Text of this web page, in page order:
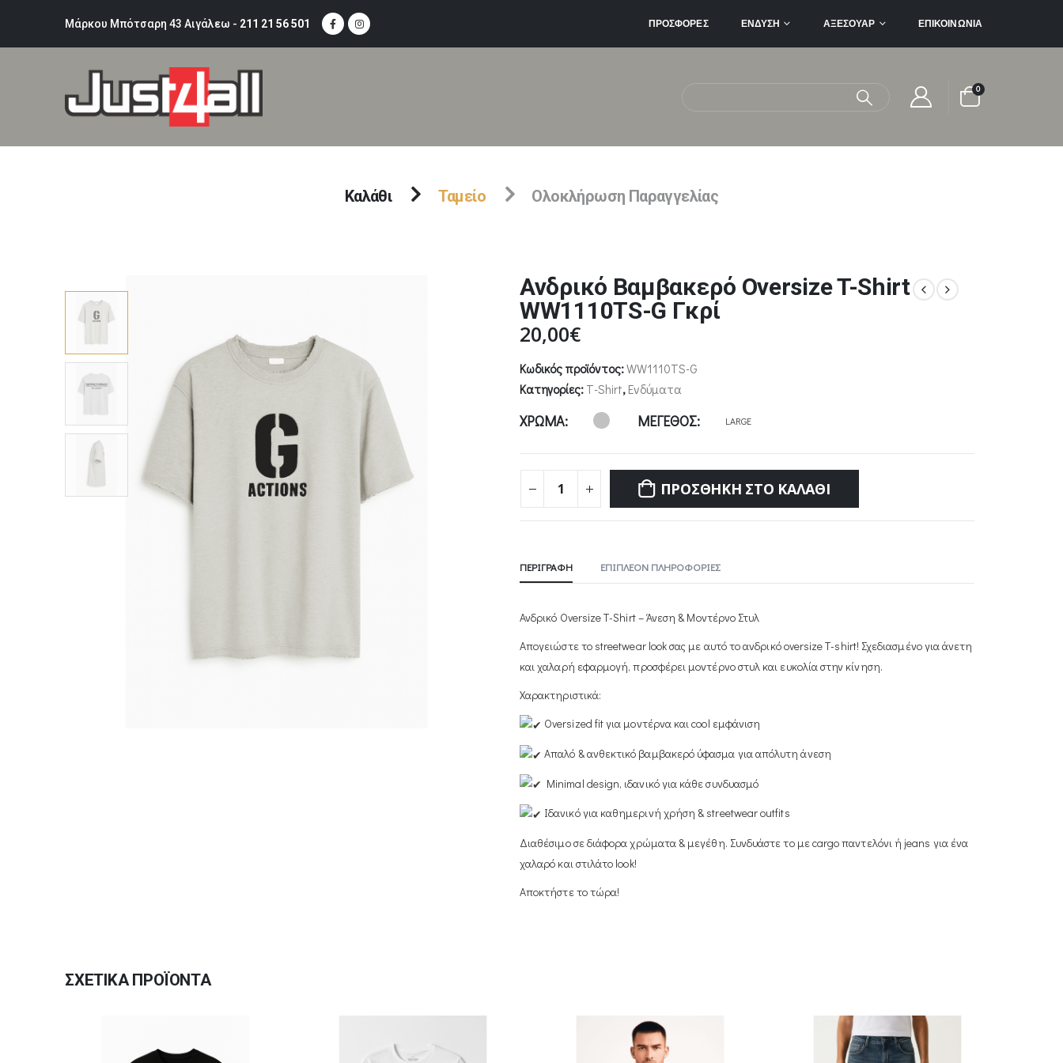
Μάρκου Μπότσαρη 43 Αιγάλεω - 211 21 56 501 ΠΡΟΣΦΟΡΕΣ ΈΝΔΥΣΗ ΑΞΕΣΟΥΆΡ ΕΠΙΚΟΙΝΩΝΊΑ
0
Καλάθι Ταμείο Ολοκλήρωση Παραγγελίας
Ανδρικό Βαμβακερό Oversize T-Shirt
WW1110TS-G Γκρί
20,00€
Κωδικός προϊόντος:WW1110TS-G
Κατηγορίες: T-Shirt, Ενδύματα
ΧΡΩΜΑ ΜΕΓΕΘΟΣ LARGE
ΠΡΟΣΘΉΚΗ ΣΤΟ ΚΑΛΆΘΙ
ΠΕΡΙΓΡΑΦΉ ΕΠΙΠΛΈΟΝ ΠΛΗΡΟΦΟΡΊΕΣ
Ανδρικό Oversize T-Shirt – Άνεση & Μοντέρνο Στυλ
Απογειώστε το streetwear look σας με αυτό το ανδρικό oversize T-shirt! Σχεδιασμένο για άνετη
και χαλαρή εφαρμογή, προσφέρει μοντέρνο στυλ και ευκολία στην κίνηση.
Χαρακτηριστικά:
Oversized fit για μοντέρνα και cool εμφάνιση
Απαλό & ανθεκτικό βαμβακερό ύφασμα για απόλυτη άνεση
Minimal design, ιδανικό για κάθε συνδυασμό
Ιδανικό για καθημερινή χρήση & streetwear outfits
Διαθέσιμο σε διάφορα χρώματα & μεγέθη. Συνδυάστε το με cargo παντελόνι ή jeans για ένα
χαλαρό και στιλάτο look!
Αποκτήστε το τώρα!
ΣΧΕΤΙΚΆ ΠΡΟΪΌΝΤΑ